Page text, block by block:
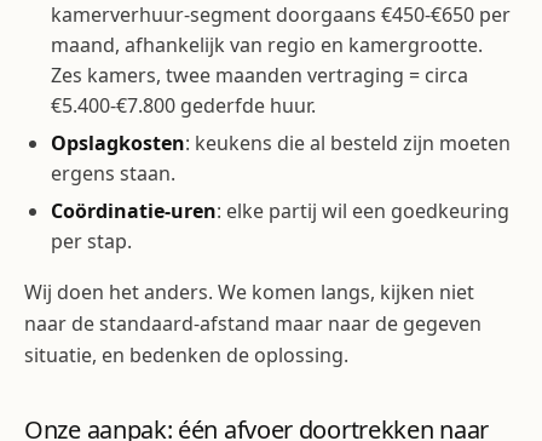
kamerverhuur-segment doorgaans €450-€650 per
maand, afhankelijk van regio en kamergrootte.
Zes kamers, twee maanden vertraging = circa
€5.400-€7.800 gederfde huur.
Opslagkosten: keukens die al besteld zijn moeten
ergens staan.
Coördinatie-uren: elke partij wil een goedkeuring
per stap.
Wij doen het anders. We komen langs, kijken niet
naar de standaard-afstand maar naar de gegeven
situatie, en bedenken de oplossing.
Onze aanpak: één afvoer doortrekken naar